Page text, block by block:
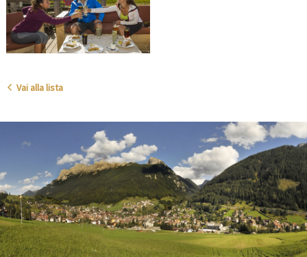
Vai alla lista